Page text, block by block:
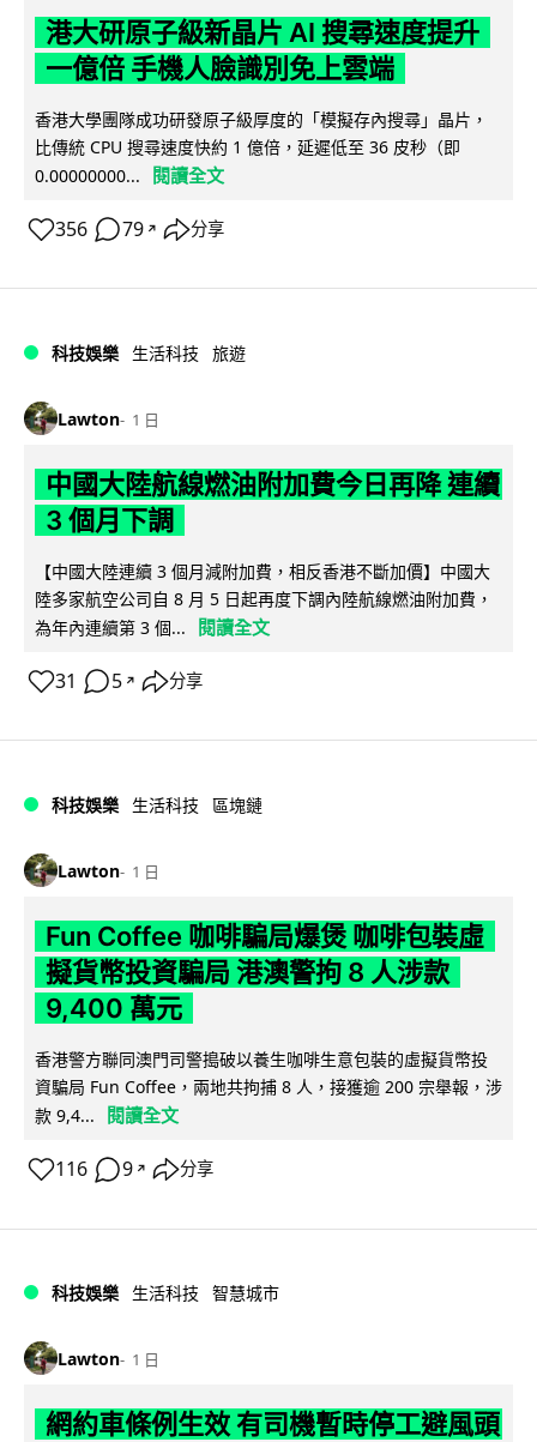
港大研原子級新晶片 AI 搜尋速度提升
一億倍 手機人臉識別免上雲端
香港大學團隊成功研發原子級厚度的「模擬存內搜尋」晶片，
比傳統 CPU 搜尋速度快約 1 億倍，延遲低至 36 皮秒（即
0.00000000...
閱讀全文
356 79 ↗ 分享
科技娛樂 生活科技 旅遊
Lawton 1 日
中國大陸航線燃油附加費今日再降 連續
3 個月下調
【中國大陸連續 3 個月減附加費，相反香港不斷加價】中國大
陸多家航空公司自 8 月 5 日起再度下調內陸航線燃油附加費，
為年內連續第 3 個...
閱讀全文
31 5 ↗ 分享
科技娛樂 生活科技 區塊鏈
Lawton 1 日
Fun Coffee 咖啡騙局爆煲 咖啡包裝虛
擬貨幣投資騙局 港澳警拘 8 人涉款
9,400 萬元
香港警方聯同澳門司警搗破以養生咖啡生意包裝的虛擬貨幣投
資騙局 Fun Coffee，兩地共拘捕 8 人，接獲逾 200 宗舉報，涉
款 9,4...
閱讀全文
116 9 ↗ 分享
科技娛樂 生活科技 智慧城市
Lawton 1 日
網約車條例生效 有司機暫時停工避風頭